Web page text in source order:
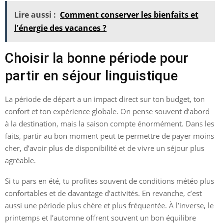
Lire aussi : Comment conserver les bienfaits et
l'énergie des vacances ?
Choisir la bonne période pour
partir en séjour linguistique
La période de départ a un impact direct sur ton budget, ton
confort et ton expérience globale. On pense souvent d’abord
à la destination, mais la saison compte énormément. Dans les
faits, partir au bon moment peut te permettre de payer moins
cher, d’avoir plus de disponibilité et de vivre un séjour plus
agréable.
Si tu pars en été, tu profites souvent de conditions météo plus
confortables et de davantage d’activités. En revanche, c’est
aussi une période plus chère et plus fréquentée. À l’inverse, le
printemps et l’automne offrent souvent un bon équilibre